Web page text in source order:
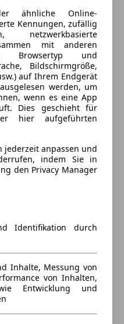
ähnliche Online-
Kennungen, zufällig
netzwerkbasierte
mit anderen
Browsertyp und
Bildschirmgröße,
auf Ihrem Endgerät
werden, um
wenn es eine App
Dies geschieht für
hier aufgeführten
jederzeit anpassen und
indem Sie in
den Privacy Manager
Identifikation durch
Inhalte, Messung von
von Inhalten,
Entwicklung und